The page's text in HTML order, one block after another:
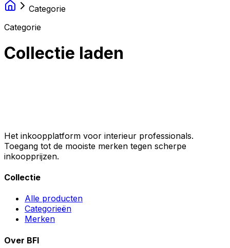
Categorie
Categorie
Collectie laden
Het inkoopplatform voor interieur professionals.
Toegang tot de mooiste merken tegen scherpe
inkoopprijzen.
Collectie
Alle producten
Categorieën
Merken
Over BFI